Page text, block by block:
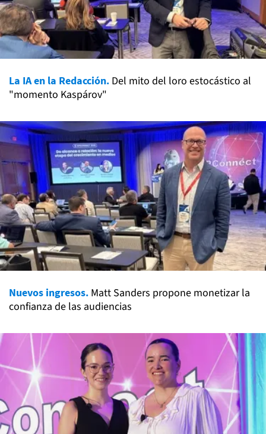
La IA en la Redacción. Del mito del loro estocástico al
"momento Kaspárov"
Nuevos ingresos. Matt Sanders propone monetizar la
confianza de las audiencias